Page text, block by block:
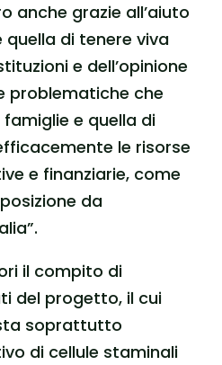
anche grazie all’aiuto
quella di tenere viva
e dell’opinione
problematiche che
e quella di
le risorse
e finanziarie, come
da
il compito di
del progetto, il cui
soprattutto
di cellule staminali